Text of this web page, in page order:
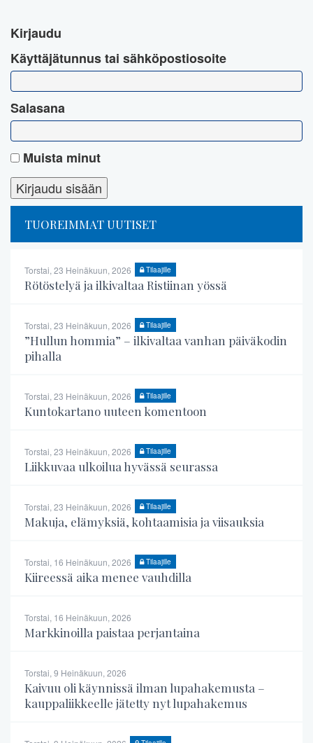
Kirjaudu
Käyttäjätunnus tai sähköpostiosoite
Salasana
Muista minut
TUOREIMMAT UUTISET
Torstai, 23 Heinäkuun, 2026 Tilaajille
Rötöstelyä ja ilkivaltaa Ristiinan yössä
Torstai, 23 Heinäkuun, 2026 Tilaajille
”Hullun hommia” – ilkivaltaa vanhan päiväkodin
pihalla
Torstai, 23 Heinäkuun, 2026 Tilaajille
Kuntokartano uuteen komentoon
Torstai, 23 Heinäkuun, 2026 Tilaajille
Liikkuvaa ulkoilua hyvässä seurassa
Torstai, 23 Heinäkuun, 2026 Tilaajille
Makuja, elämyksiä, kohtaamisia ja viisauksia
Torstai, 16 Heinäkuun, 2026 Tilaajille
Kiireessä aika menee vauhdilla
Torstai, 16 Heinäkuun, 2026
Markkinoilla paistaa perjantaina
Torstai, 9 Heinäkuun, 2026
Kaivuu oli käynnissä ilman lupahakemusta –
kauppaliikkeelle jätetty nyt lupahakemus